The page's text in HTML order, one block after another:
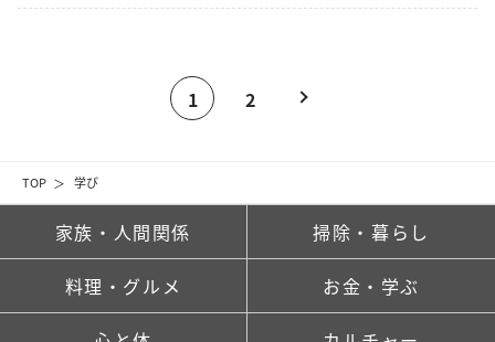
TOP 学び
1 2
家族・人間関係 掃除・暮らし
料理・グルメ お金・学ぶ